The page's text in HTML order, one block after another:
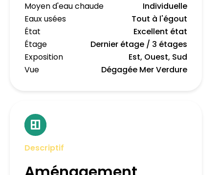
Moyen d'eau chaude
Individuelle
Eaux usées
Tout à l'égout
État
Excellent état
Étage
Dernier étage / 3 étages
Exposition
Est, Ouest, Sud
Vue
Dégagée Mer Verdure
Descriptif